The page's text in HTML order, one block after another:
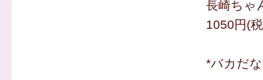
長崎ちゃ
1050円(
*バカだ